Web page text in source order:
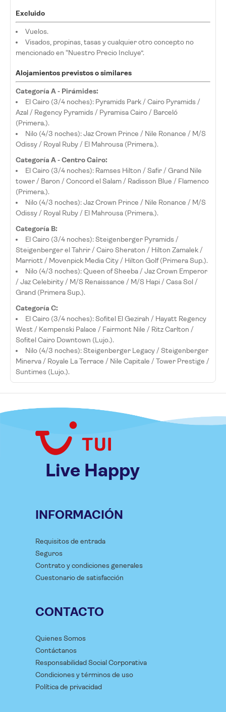
Excluido
Vuelos.
Visados, propinas, tasas y cualquier otro concepto no
mencionado en “Nuestro Precio Incluye”.
Alojamientos previstos o similares
Categoría A - Pirámides:
El Cairo (3/4 noches): Pyramids Park / Cairo Pyramids /
Azal / Regency Pyramids / Pyramisa Cairo / Barceló
(Primera.).
Nilo (4/3 noches): Jaz Crown Prince / Nile Ronance / M/S
Odissy / Royal Ruby / El Mahrousa (Primera.).
Categoría A - Centro Cairo:
El Cairo (3/4 noches): Ramses Hilton / Safir / Grand Nile
tower / Baron / Concord el Salam / Radisson Blue / Flamenco
(Primera.).
Nilo (4/3 noches): Jaz Crown Prince / Nile Ronance / M/S
Odissy / Royal Ruby / El Mahrousa (Primera.).
Categoría B:
El Cairo (3/4 noches): Steigenberger Pyramids /
Steigenberger el Tahrir / Cairo Sheraton / Hilton Zamalek /
Marriott / Movenpick Media City / Hilton Golf (Primera Sup.).
Nilo (4/3 noches): Queen of Sheeba / Jaz Crown Emperor
/ Jaz Celebirity / M/S Renaissance / M/S Hapi / Casa Sol /
Grand (Primera Sup.).
Categoría C:
El Cairo (3/4 noches): Sofitel El Gezirah / Hayatt Regency
West / Kempenski Palace / Fairmont Nile / Ritz Carlton /
Sofitel Cairo Downtown (Lujo.).
Nilo (4/3 noches): Steigenberger Legacy / Steigenberger
Minerva / Royale La Terrace / Nile Capitale / Tower Prestige /
Suntimes (Lujo.).
Live Happy
INFORMACIÓN
Requisitos de entrada
Seguros
Contrato y condiciones generales
Cuestonario de satisfacción
CONTACTO
Quienes Somos
Contáctanos
Responsabilidad Social Corporativa
Condiciones y términos de uso
Política de privacidad